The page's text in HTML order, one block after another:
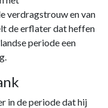
verdragstrouw en van
de erflater dat heffen
periode een
in de periode dat hij